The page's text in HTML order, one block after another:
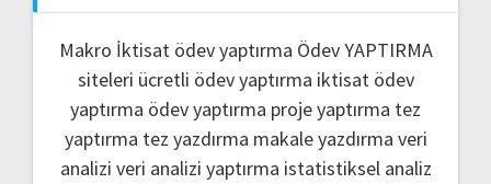
Makro İktisat ödev yaptırma Ödev YAPTIRMA
siteleri ücretli ödev yaptırma iktisat ödev
yaptırma ödev yaptırma proje yaptırma tez
yaptırma tez yazdırma makale yazdırma veri
analizi veri analizi yaptırma istatistiksel analiz